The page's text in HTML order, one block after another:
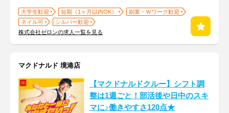
大学生歓迎 短期（1ヶ月以内OK）
副業・Ｗワーク歓迎
ネイル可
シルバー歓迎
株式会社ゼロンの求人一覧を見る
マクドナルド 境港店
【マクドナルドクルー】シフト調
整は1週ごと！部活後や日中のスキ
マに♪働きやすさ120点★